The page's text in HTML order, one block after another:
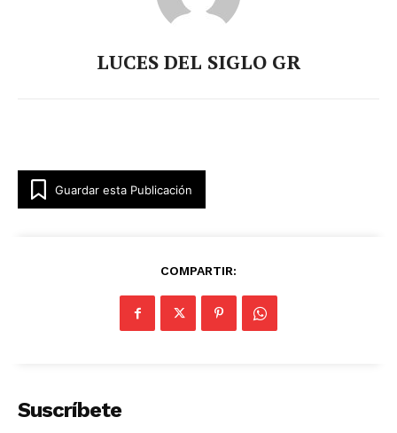
LUCES DEL SIGLO GR
Guardar esta Publicación
COMPARTIR:
Suscríbete